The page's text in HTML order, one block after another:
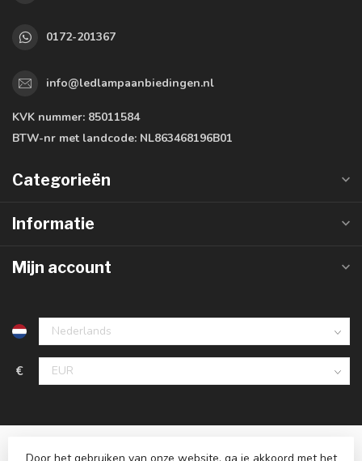
0172-201367
info@ledlampaanbiedingen.nl
KVK nummer: 85011584
BTW-nr met landcode: NL863468196B01
Categorieën
Informatie
Mijn account
€